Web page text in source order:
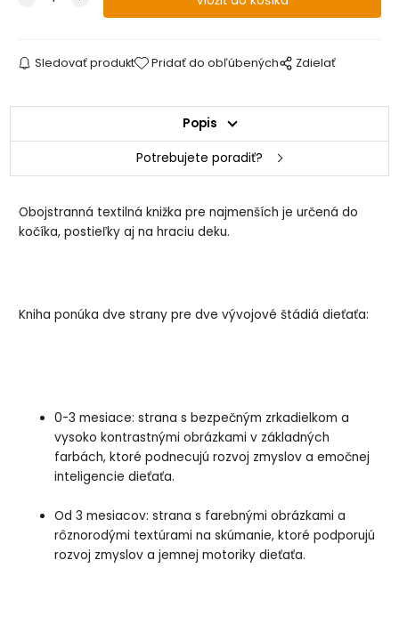
Sledovať produkt Pridať do obľúbených Zdielať
Popis
Potrebujete poradiť?
Obojstranná textilná knižka pre najmenších je určená do
kočíka, postieľky aj na hraciu deku.
Kniha ponúka dve strany pre dve vývojové štádiá dieťaťa:
0-3 mesiace: strana s bezpečným zrkadielkom a
vysoko kontrastnými obrázkami v základných
farbách, ktoré podnecujú rozvoj zmyslov a emočnej
inteligencie dieťaťa.
Od 3 mesiacov: strana s farebnými obrázkami a
rôznorodými textúrami na skúmanie, ktoré podporujú
rozvoj zmyslov a jemnej motoriky dieťaťa.